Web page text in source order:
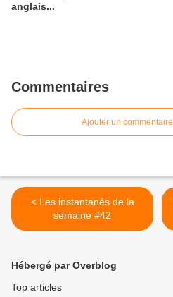
anglais...
Commentaires
Ajouter un commentaire
< Les instantanés de la
semaine #42
Hébergé par Overblog
Top articles